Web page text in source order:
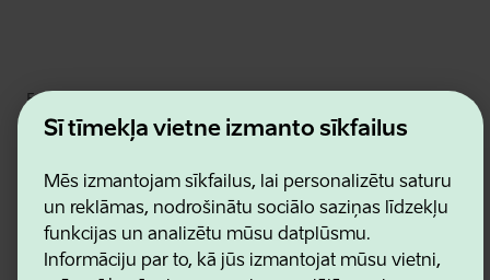
Šī tīmekļa vietne izmanto sīkfailus
Mēs izmantojam sīkfailus, lai personalizētu saturu
un reklāmas, nodrošinātu sociālo saziņas līdzekļu
funkcijas un analizētu mūsu datplūsmu.
Informāciju par to, kā jūs izmantojat mūsu vietni,
Estonian Business and Innovation Agency
Kontakti
Sadarbības partneri
Sīkdatņu un konfidencialitātes politika